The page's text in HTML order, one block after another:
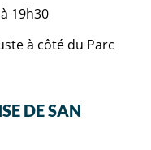
19h30
à côté du Parc
DE SAN